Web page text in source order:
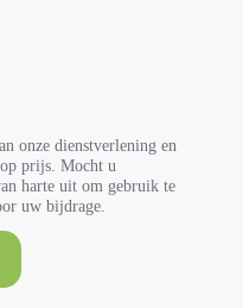
onze dienstverlening en
prijs. Mocht u
harte uit om gebruik te
uw bijdrage.